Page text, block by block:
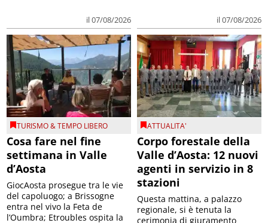
il 07/08/2026 il 07/08/2026
TURISMO & TEMPO LIBERO
Cosa fare nel fine
settimana in Valle
d’Aosta
GiocAosta prosegue tra le vie
del capoluogo; a Brissogne
entra nel vivo la Feta de
l’Oumbra; Etroubles ospita la
ATTUALITA'
Corpo forestale della
Valle d’Aosta: 12 nuovi
agenti in servizio in 8
stazioni
Questa mattina, a palazzo
regionale, si è tenuta la
cerimonia di giuramento